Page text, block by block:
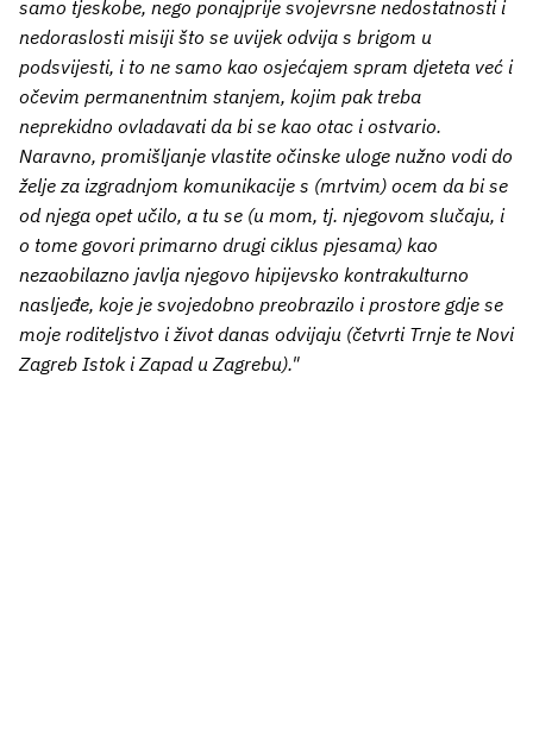
samo tjeskobe, nego ponajprije svojevrsne nedostatnosti i
nedoraslosti misiji što se uvijek odvija s brigom u
podsvijesti, i to ne samo kao osjećajem spram djeteta već i
očevim permanentnim stanjem, kojim pak treba
neprekidno ovladavati da bi se kao otac i ostvario.
Naravno, promišljanje vlastite očinske uloge nužno vodi do
želje za izgradnjom komunikacije s (mrtvim) ocem da bi se
od njega opet učilo, a tu se (u mom, tj. njegovom slučaju, i
o tome govori primarno drugi ciklus pjesama) kao
nezaobilazno javlja njegovo hipijevsko kontrakulturno
nasljeđe, koje je svojedobno preobrazilo i prostore gdje se
moje roditeljstvo i život danas odvijaju (četvrti Trnje te Novi
Zagreb Istok i Zapad u Zagrebu)."